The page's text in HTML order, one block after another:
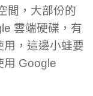
間，大部份的
雲端硬碟，有
用，這邊小蛙要
用 Google